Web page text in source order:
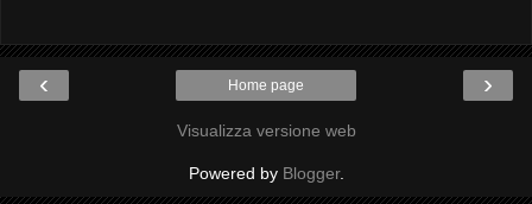
‹ ›
Home page
Visualizza versione web
Powered by Blogger.